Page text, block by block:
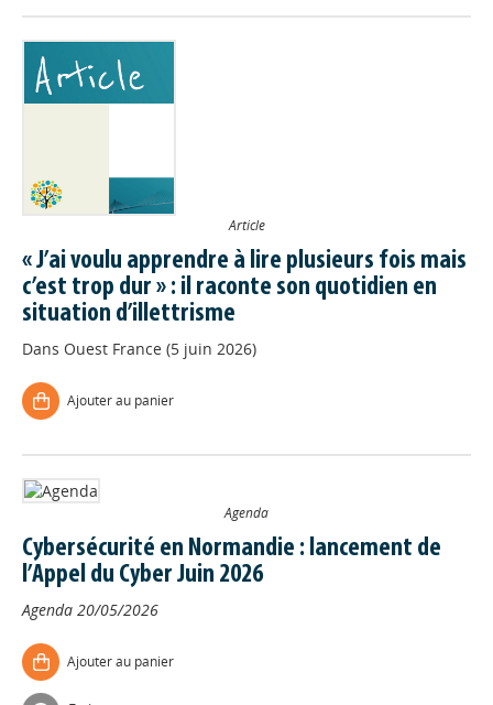
Article
« J’ai voulu apprendre à lire plusieurs fois mais
c’est trop dur » : il raconte son quotidien en
situation d’illettrisme
Dans Ouest France (5 juin 2026)
Ajouter au panier
Agenda
Cybersécurité en Normandie : lancement de
l’Appel du Cyber Juin 2026
Agenda 20/05/2026
Ajouter au panier